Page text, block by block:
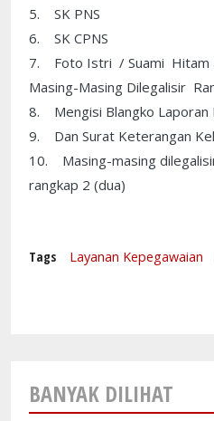
5. SK PNS
6. SK CPNS
7. Foto Istri / Suami Hitam
Masing-Masing Dilegalisir
8. Mengisi Blangko Laporan
9. Dan Surat Keterangan
10. Masing-masing
rangkap 2 (dua)
Tags Layanan Kepegawaian
BANYAK DILIHAT